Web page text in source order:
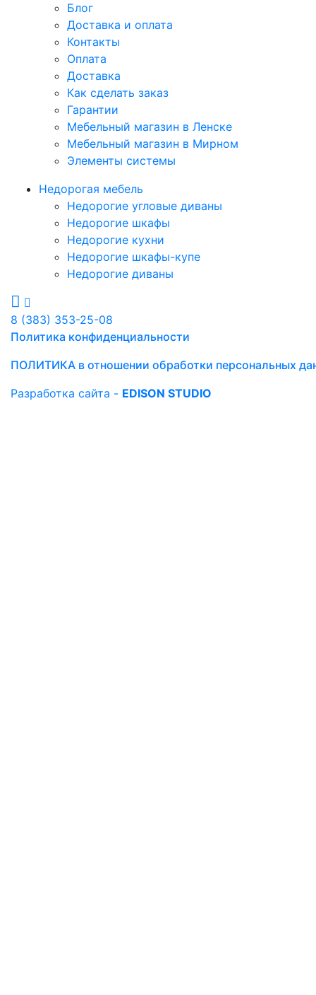
Блог
Доставка и оплата
Контакты
Оплата
Доставка
Как сделать заказ
Гарантии
Мебельный магазин в Ленске
Мебельный магазин в Мирном
Элементы системы
Недорогая мебель
Недорогие угловые диваны
Недорогие шкафы
Недорогие кухни
Недорогие шкафы-купе
Недорогие диваны
8 (383) 353-25-08
Политика конфиденциальности
ПОЛИТИКА в отношении обработки персональных
Разработка сайта - EDISON STUDIO